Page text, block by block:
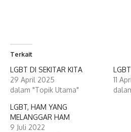
Terkait
LGBT DI SEKITAR KITA
29 April 2025
dalam "Topik Utama"
11
LGBT, HAM YANG
MELANGGAR HAM
9 Juli 2022